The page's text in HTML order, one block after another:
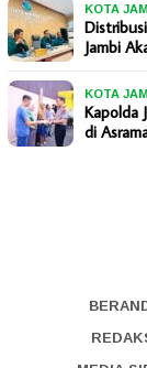
KOTA
Jambi
KOTA
Kapolda
di